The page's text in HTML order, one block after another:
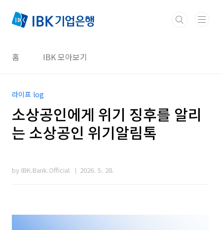
홈 IBK 모아보기
라이프 log
소상공인에게 위기 징후를 알리
는 소상공인 위기알림톡
by IBK.Bank.Official 2026. 5. 28.